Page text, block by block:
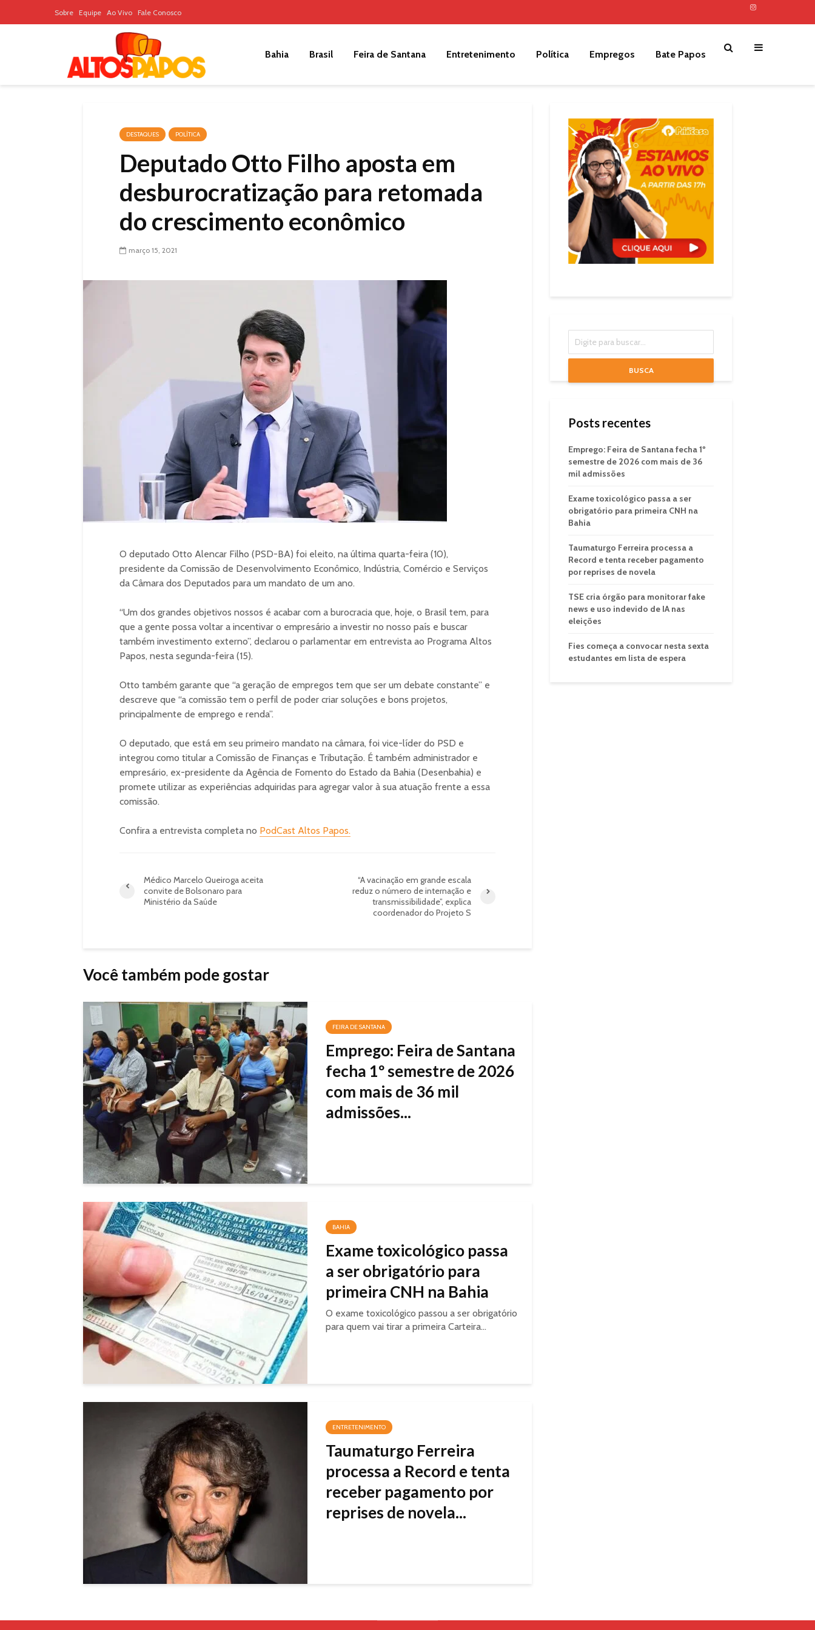
Sobre Equipe Ao Vivo Fale Conosco
Bahia Brasil Feira de Santana Entretenimento Política Empregos Bate Papos
DESTAQUES POLÍTICA
Deputado Otto Filho aposta em
desburocratização para retomada
do crescimento econômico
março 15, 2021
O deputado Otto Alencar Filho (PSD-BA) foi eleito, na última quarta-feira (10),
presidente da Comissão de Desenvolvimento Econômico, Indústria, Comércio e Serviços
da Câmara dos Deputados para um mandato de um ano.
“Um dos grandes objetivos nossos é acabar com a burocracia que, hoje, o Brasil tem, para
que a gente possa voltar a incentivar o empresário a investir no nosso país e buscar
também investimento externo”, declarou o parlamentar em entrevista ao Programa Altos
Papos, nesta segunda-feira (15).
Otto também garante que “a geração de empregos tem que ser um debate constante” e
descreve que “a comissão tem o perfil de poder criar soluções e bons projetos,
principalmente de emprego e renda”.
O deputado, que está em seu primeiro mandato na câmara, foi vice-líder do PSD e
integrou como titular a Comissão de Finanças e Tributação. É também administrador e
empresário, ex-presidente da Agência de Fomento do Estado da Bahia (Desenbahia) e
promete utilizar as experiências adquiridas para agregar valor à sua atuação frente a essa
comissão.
Confira a entrevista completa no PodCast Altos Papos.
Médico Marcelo Queiroga aceita
convite de Bolsonaro para
Ministério da Saúde
“A vacinação em grande escala
reduz o número de internação e
transmissibilidade”, explica
coordenador do Projeto S
Você também pode gostar
FEIRA DE SANTANA
Emprego: Feira de Santana
fecha 1º semestre de 2026
com mais de 36 mil
admissões...
BAHIA
Exame toxicológico passa
a ser obrigatório para
primeira CNH na Bahia
O exame toxicológico passou a ser obrigatório
para quem vai tirar a primeira Carteira...
ENTRETENIMENTO
Taumaturgo Ferreira
processa a Record e tenta
receber pagamento por
reprises de novela...
BUSCA
Posts recentes
Emprego: Feira de Santana fecha 1º
semestre de 2026 com mais de 36
mil admissões
Exame toxicológico passa a ser
obrigatório para primeira CNH na
Bahia
Taumaturgo Ferreira processa a
Record e tenta receber pagamento
por reprises de novela
TSE cria órgão para monitorar fake
news e uso indevido de IA nas
eleições
Fies começa a convocar nesta sexta
estudantes em lista de espera